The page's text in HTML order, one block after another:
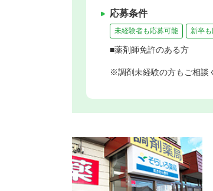
応募条件
未経験者も応募可能 新卒
■薬剤師免許のある方
※調剤未経験の方もご相談